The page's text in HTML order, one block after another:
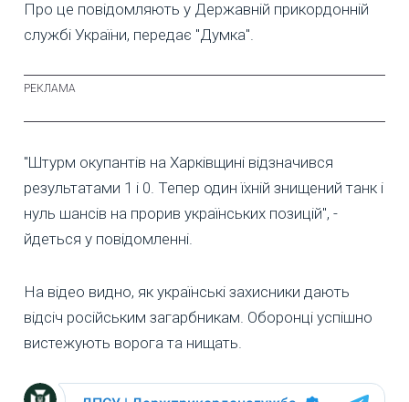
Про це повідомляють у Державній прикордонній
службі України, передає "Думка".
"Штурм окупантів на Харківщині відзначився
результатами 1 і 0. Тепер один їхній знищений танк і
нуль шансів на прорив українських позицій", -
йдеться у повідомленні.
На відео видно, як українські захисники дають
відсіч російським загарбникам. Оборонці успішно
вистежують ворога та нищать.